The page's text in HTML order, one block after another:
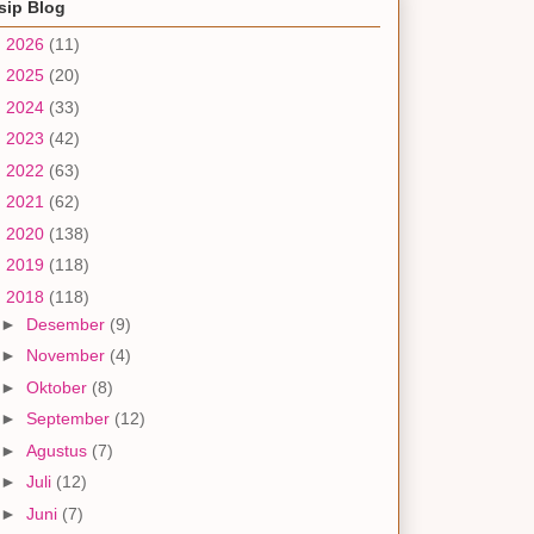
Blog
2026 (11)
2025 (20)
2024 (33)
2023 (42)
2022 (63)
2021 (62)
2020 (138)
2019 (118)
2018 (118)
► Desember (9)
► November (4)
► Oktober (8)
► September (12)
► Agustus (7)
► Juli (12)
► Juni (7)